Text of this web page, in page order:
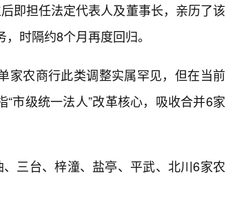
即担任法定代表人及董事长，亲历了该
时隔约8个月再度回归。
家农商行此类调整实属罕见，但在当前
市级统一法人”改革核心，吸收合并6家
三台、梓潼、盐亭、平武、北川6家农